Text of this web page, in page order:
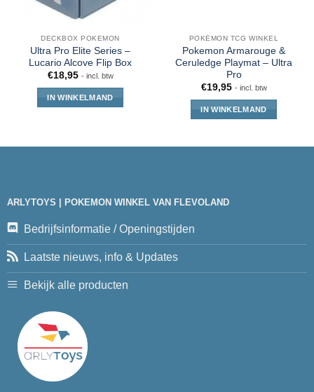
DECKBOX POKEMON
Ultra Pro Elite Series –
Lucario Alcove Flip Box
€18,95 - incl. btw
IN WINKELMAND
POKÉMON TCG WINKEL
Pokemon Armarouge &
Ceruledge Playmat – Ultra
Pro
€19,95 - incl. btw
IN WINKELMAND
ARLYTOYS | POKEMON WINKEL VAN FLEVOLAND
Bedrijfsinformatie / Openingstijden
Laatste nieuws, info & Updates
Bekijk alle producten